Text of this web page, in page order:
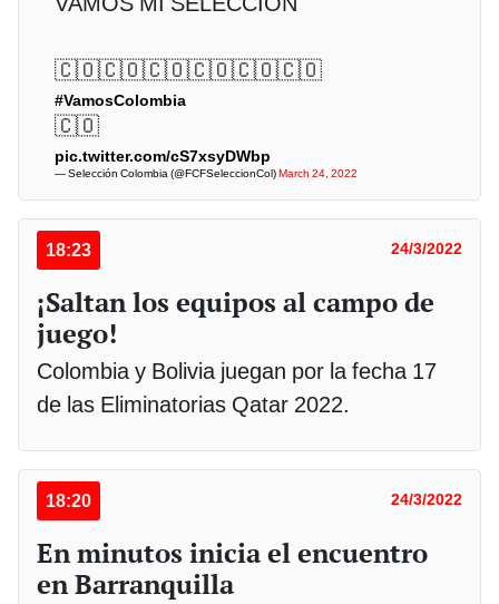
🇨🇴🇨🇴🇨🇴🇨🇴🇨🇴🇨🇴
#VamosColombia
🇨🇴
pic.twitter.com/cS7xsyDWbp
— Selección Colombia (@FCFSeleccionCol)March 24, 2022
18:23 24/3/2022
¡Saltan los equipos al campo de
juego!
Colombia y Bolivia juegan por la fecha 17
de las Eliminatorias Qatar 2022.
18:20 24/3/2022
En minutos inicia el encuentro
en Barranquilla